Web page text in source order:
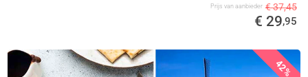
Prijs van aanbieder € 37,45
€ 29,95
42%